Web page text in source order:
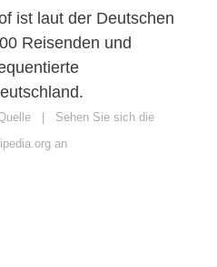
ist laut der Deutschen
Reisenden und
Sehen Sie sich die
an